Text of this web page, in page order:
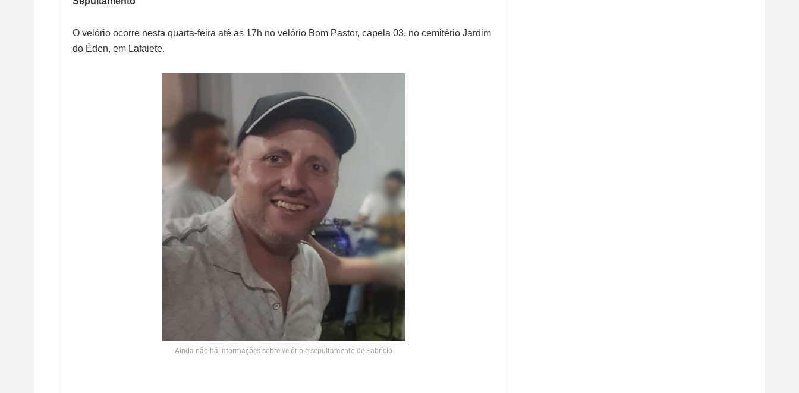
O velório ocorre nesta quarta-feira até as 17h no velório Bom Pastor, capela 03, no cemitério Jardim
do Éden, em Lafaiete.
Ainda não há informações sobre velório e sepultamento de Fabrício